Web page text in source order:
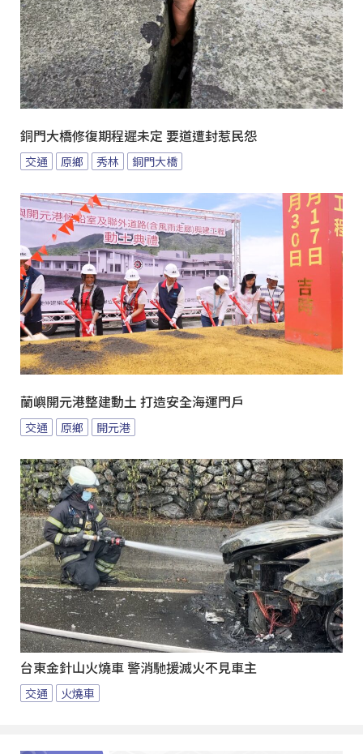
銅門大橋修復期程遲未定 要道遭封惹民怨
交通 原鄉 秀林 銅門大橋
蘭嶼開元港整建動土 打造安全海運門戶
交通 原鄉 開元港
台東金針山火燒車 警消馳援滅火不見車主
交通 火燒車